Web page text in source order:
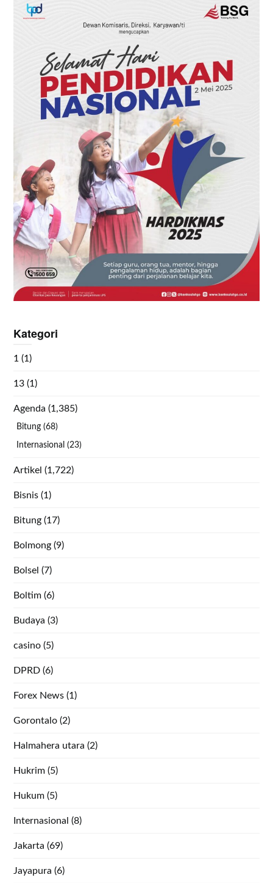
Kategori
1 (1)
13 (1)
Agenda (1,385)
Bitung (68)
Internasional (23)
Artikel (1,722)
Bisnis (1)
Bitung (17)
Bolmong (9)
Bolsel (7)
Boltim (6)
Budaya (3)
casino (5)
DPRD (6)
Forex News (1)
Gorontalo (2)
Halmahera utara (2)
Hukrim (5)
Hukum (5)
Internasional (8)
Jakarta (69)
Jayapura (6)